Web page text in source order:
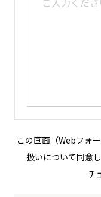
この画面（Webフォ
扱いについて同意
チ